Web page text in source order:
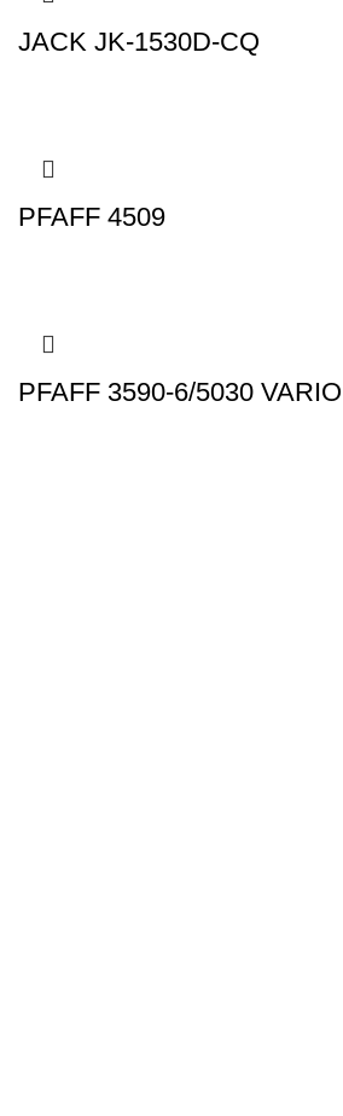
JACK JK-1530D-CQ
PFAFF 4509
PFAFF 3590-6/5030 VARIO